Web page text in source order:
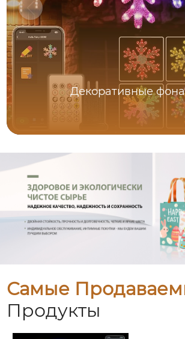
Декоративные
Самые
Продукты